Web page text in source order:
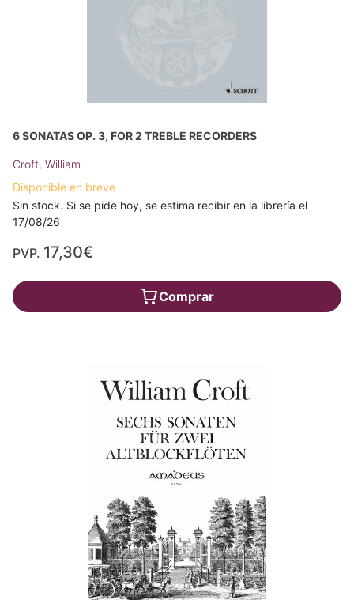
6 SONATAS OP. 3, FOR 2 TREBLE RECORDERS
Croft, William
Disponible en breve
Sin stock. Si se pide hoy, se estima recibir en la librería el
17/08/26
PVP. 17,30€
Comprar